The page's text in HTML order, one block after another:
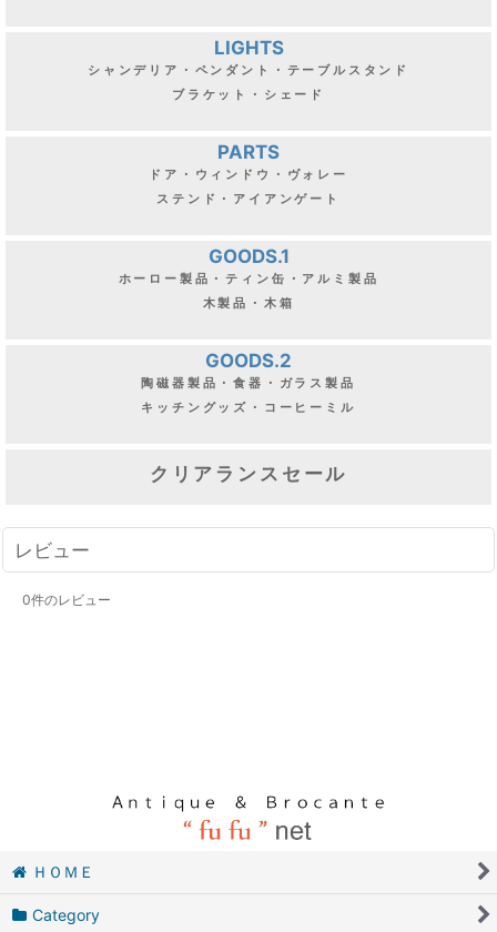
LIGHTS
シャンデリア・ペンダント・テーブルスタンド
ブラケット・シェード
PARTS
ドア・ウィンドウ・ヴォレー
ステンド・アイアンゲート
GOODS.1
ホーロー製品・ティン缶・アルミ製品
木製品・木箱
GOODS.2
陶磁器製品・食器・ガラス製品
キッチングッズ・コーヒーミル
クリアランスセール
レビュー
0件のレビュー
ＨＯＭＥ
Category